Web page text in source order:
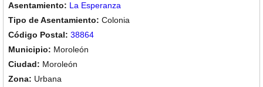
La Esperanza
Colonia
38864
Moroleón
Moroleón
Urbana